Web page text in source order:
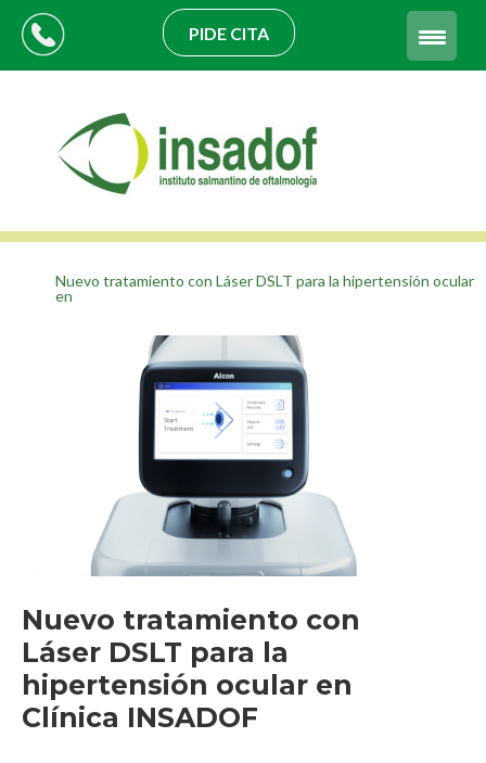
PIDE CITA
Nuevo tratamiento con Láser DSLT para la hipertensión ocular
en
Nuevo tratamiento con
Láser DSLT para la
hipertensión ocular en
Clínica INSADOF